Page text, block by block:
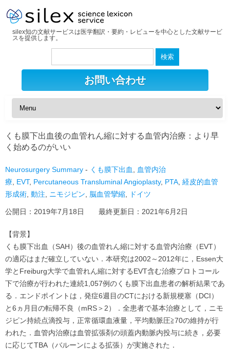
silex知の文献サービスは医学翻訳・要約・レビューを中心とした文献サービ
スを提供します。
検
お問い合わせ
くも膜下出血後の血管れん縮に対する血管内治療：より早
く始めるのがいい
Neurosurgery Summary - くも膜下出血
血管内治
療
EVT, Percutaneous Transluminal Angioplasty, PTA 経皮的血管
形成術 動注 ニモジピン 脳血管攣縮 ドイツ
公開日： 2019年7月18日 最終更新日： 2021年6月2日
【背景】
くも膜下出血（SAH）後の血管れん縮に対する血管内治療（EVT）
の適応はまだ確立していない．本研究は2002～2012年に，Essen大
学とFreiburg大学で血管れん縮に対するEVT含む治療プロトコール
下で治療が行われた連続1,057例のくも膜下出血患者の解析結果であ
る．エンドポイントは，発症6週目のCTにおける新規梗塞（DCI）
と6ヵ月目の転帰不良（mRS＞2）．全患者で基本治療として，ニモ
ジピン持続点滴投与，正常循環血液量，平均動脈圧≧70の維持が行
われた．血管内治療は血管拡張剤の頭蓋内動脈内投与に続き，必要
に応じてTBA（バルーンによる拡張）が実施された．